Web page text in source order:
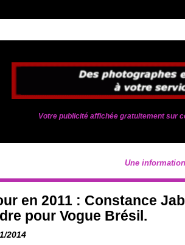
Votre publicité affichée gratuitement sur
Une
en 2011 : Constance
pour Vogue Brésil.
2014